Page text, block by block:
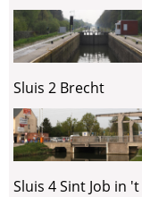
Sluis 2 Brecht
Sluis 4 Sint Job in 't